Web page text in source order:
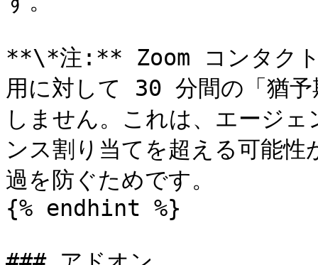
**\*注:** Zoom コンタクト
用に対して 30 分間の「猶予
しません。これは、エージ
ンス割り当てを超える可能
過を防ぐためです。
{% endhint %}